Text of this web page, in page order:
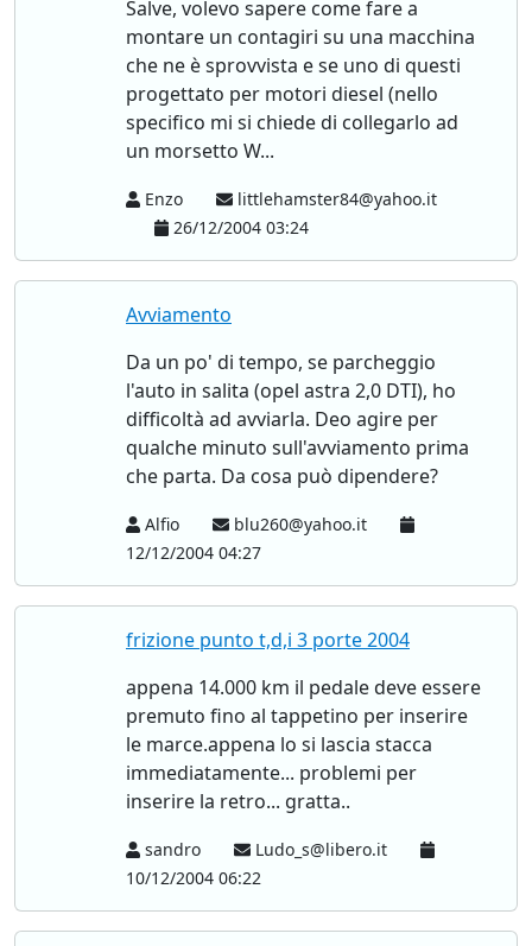
Salve, volevo sapere come fare a
montare un contagiri su una macchina
che ne è sprovvista e se uno di questi
progettato per motori diesel (nello
specifico mi si chiede di collegarlo ad
un morsetto W...
Enzo
littlehamster84@yahoo.it
26/12/2004 03:24
Avviamento
Da un po' di tempo, se parcheggio
l'auto in salita (opel astra 2,0 DTI), ho
difficoltà ad avviarla. Deo agire per
qualche minuto sull'avviamento prima
che parta. Da cosa può dipendere?
Alfio
blu260@yahoo.it
12/12/2004 04:27
frizione punto t,d,i 3 porte 2004
appena 14.000 km il pedale deve essere
premuto fino al tappetino per inserire
le marce.appena lo si lascia stacca
immediatamente... problemi per
inserire la retro... gratta..
sandro
Ludo_s@libero.it
10/12/2004 06:22